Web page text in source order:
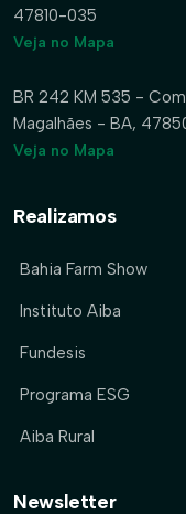
47810-035
Veja no Mapa
BR 242 KM 535 -
Magalhães - BA,
Veja no Mapa
Realizamos
Bahia Farm Show
Instituto Aiba
Fundesis
Programa ESG
Aiba Rural
Newsletter